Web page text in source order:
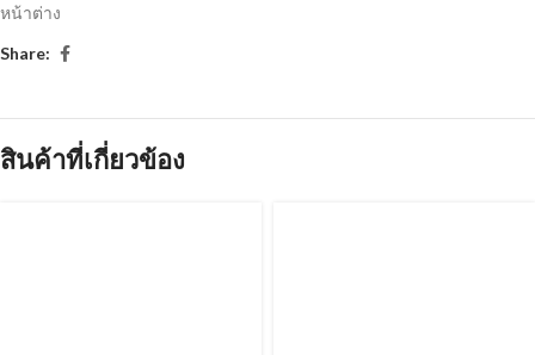
หน้าต่าง
Share:
สินค้าที่เกี่ยวข้อง